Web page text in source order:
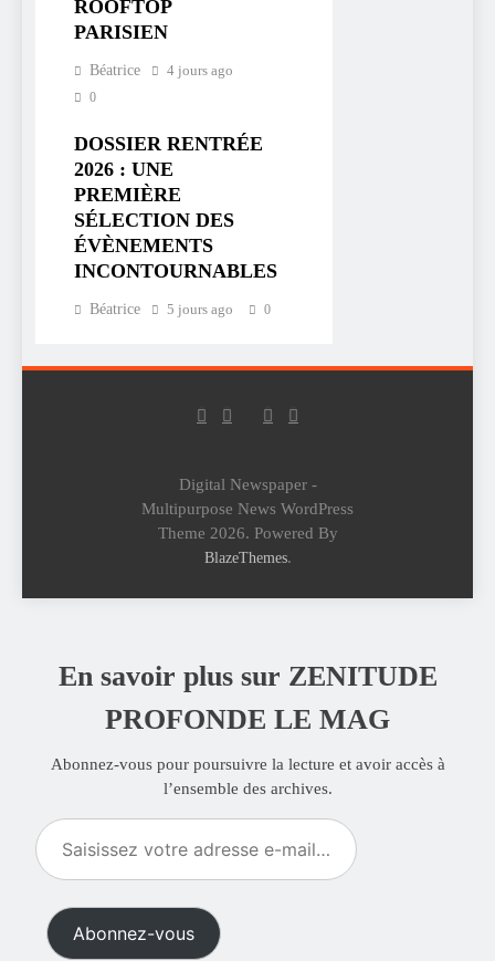
ROOFTOP
PARISIEN
Béatrice 4 jours ago
0
DOSSIER RENTRÉE
2026 : UNE
PREMIÈRE
SÉLECTION DES
ÉVÈNEMENTS
INCONTOURNABLES
Béatrice 5 jours ago 0
Digital Newspaper -
Multipurpose News WordPress
Theme 2026. Powered By
BlazeThemes.
En savoir plus sur ZENITUDE
PROFONDE LE MAG
Abonnez-vous pour poursuivre la lecture et avoir accès à
l’ensemble des archives.
Saisissez
votre
adresse
mail…Abonnez-vous